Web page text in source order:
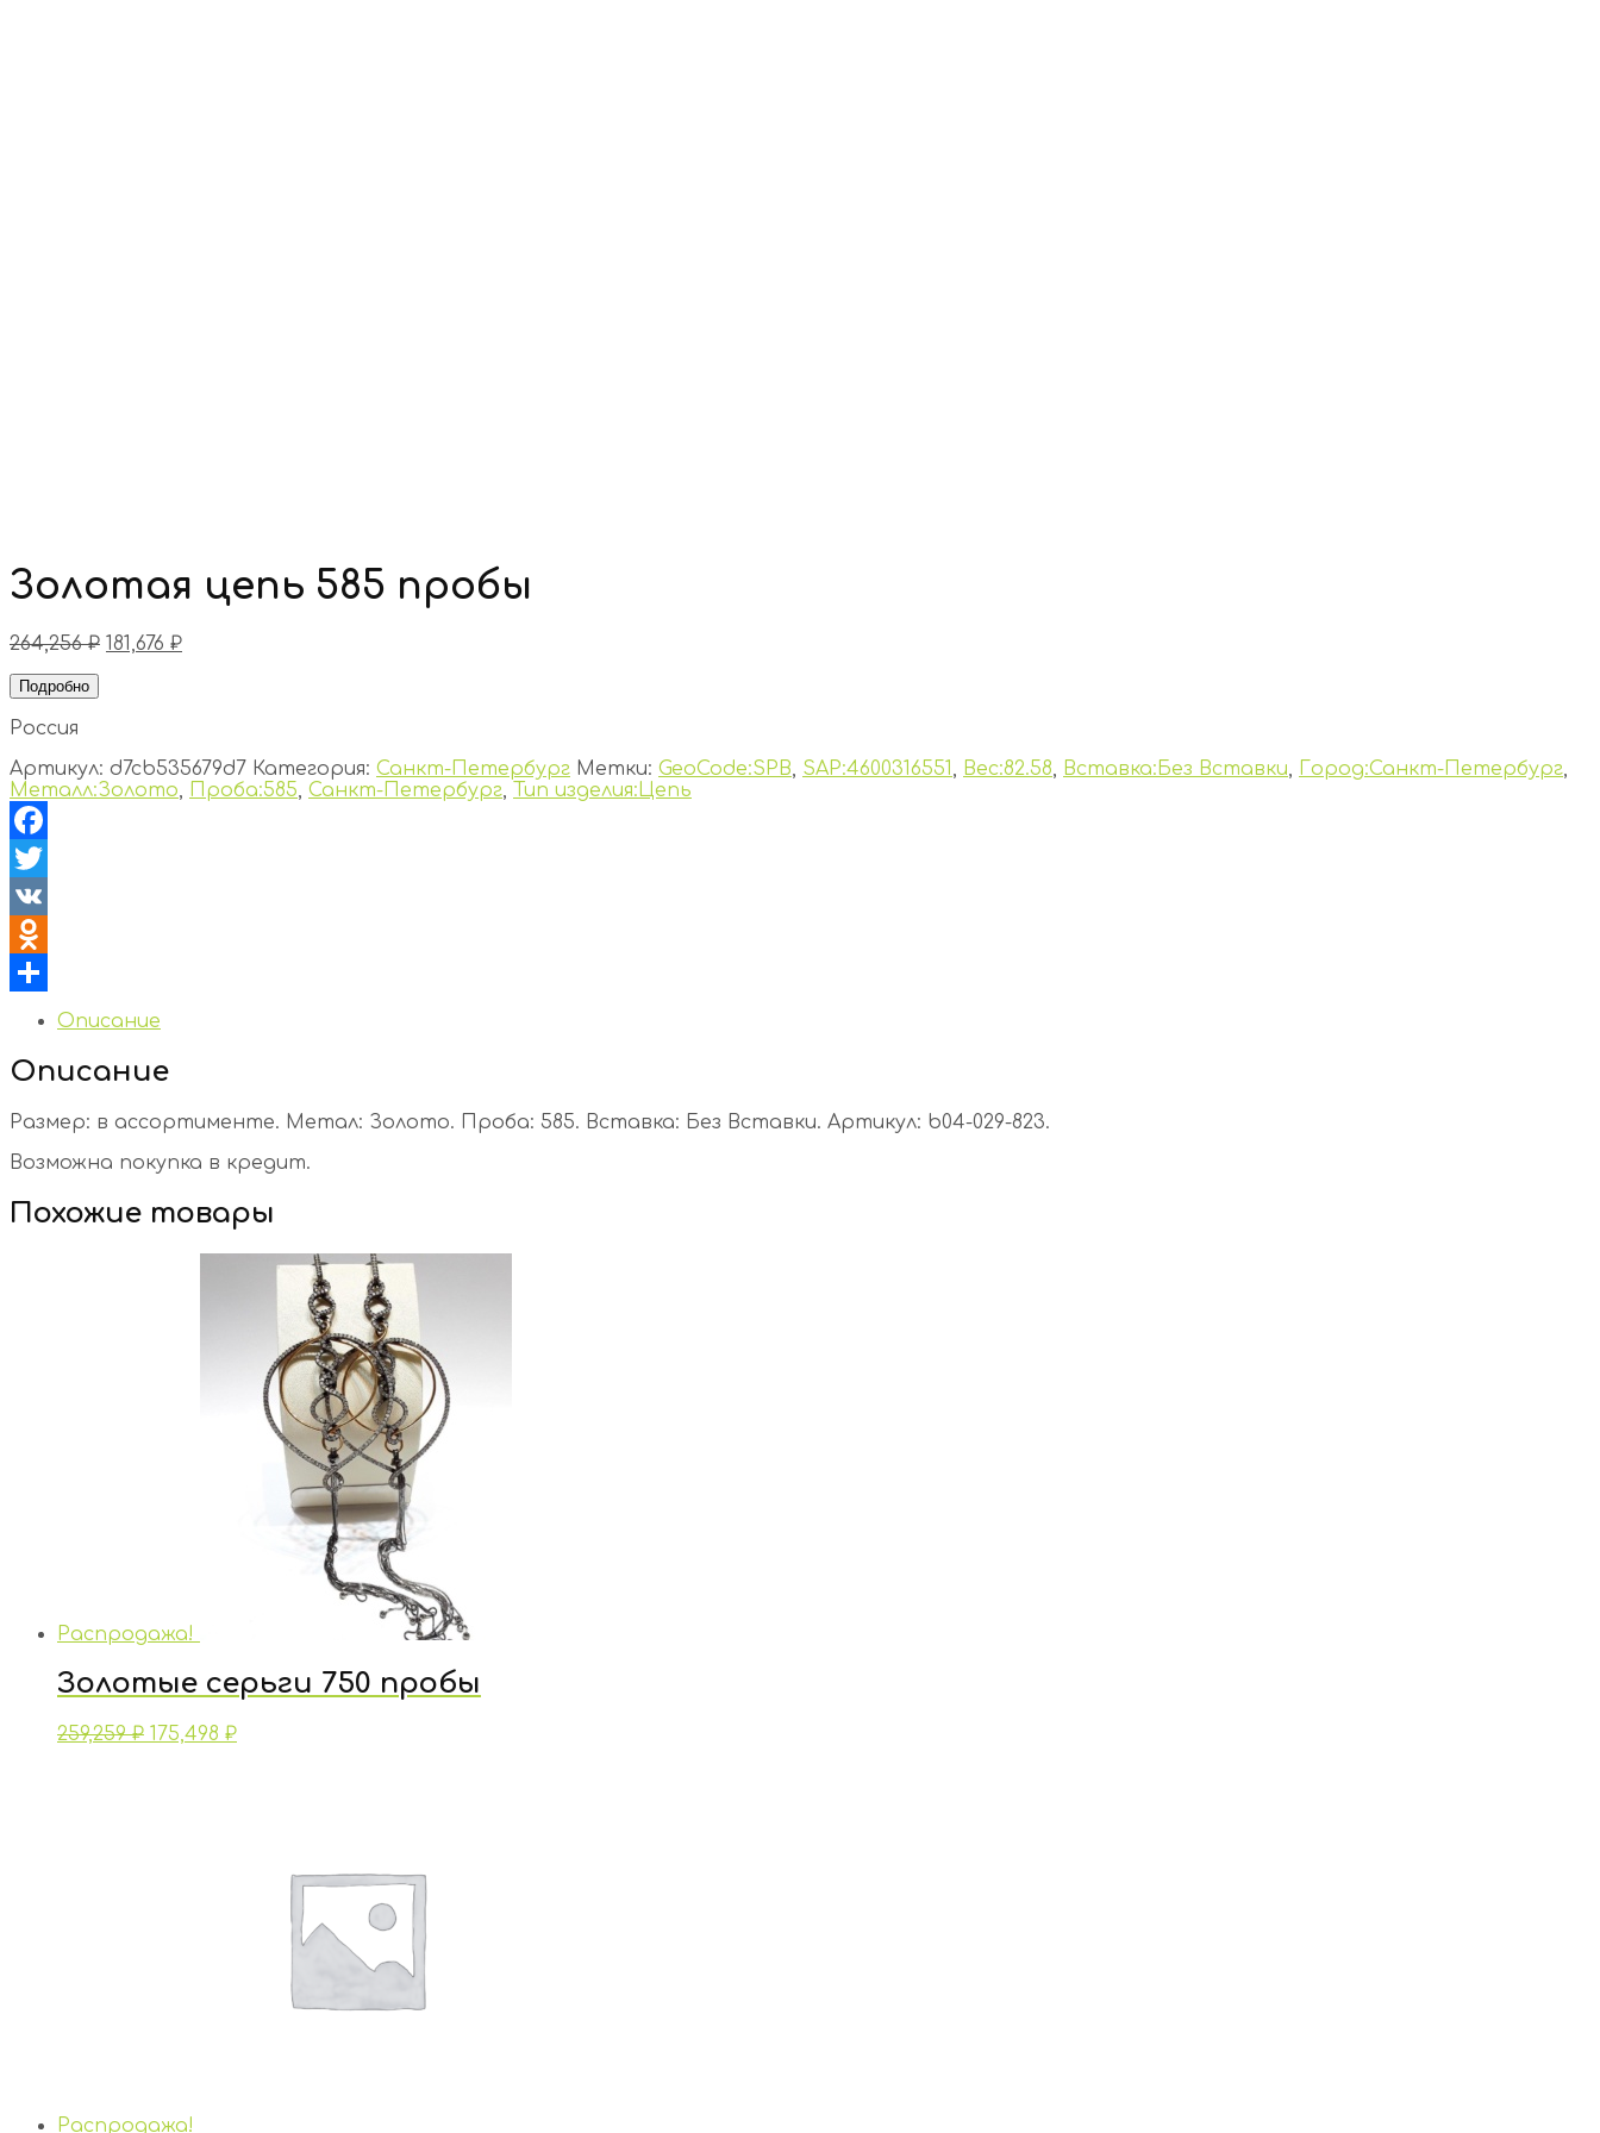
Золотая цепь 585 пробы
264,256₽ 181,676 ₽
Подробно
Россия
Артикул: d7cb535679d7 Категория: Санкт-Петербург Метки: GeoCode:SPB, SAP:4600316551, Вес:82.58, Вставка:Без Вставки, Город:Санкт-Петербург,
Металл:Золото, Проба:585, Санкт-Петербург, Тип изделия:Цепь
Facebook
Twitter
VK
Odnoklassniki
Отправить
Описание
Описание
Размер: в ассортименте. Метал: Золото. Проба: 585. Вставка: Без Вставки. Артикул: b04-029-823.
Возможна покупка в кредит.
Похожие товары
Распродажа!
Золотые серьги 750 пробы
259,259₽ 175,498 ₽
Распродажа!